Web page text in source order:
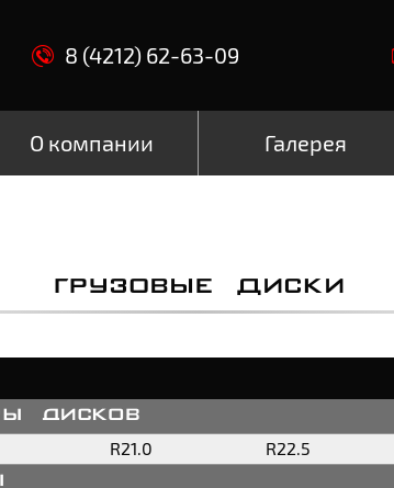
8 (4212) 62-63-09
О компании Галерея
ГРУЗОВЫЕ ДИСКИ
дисков
R21.0 R22.5